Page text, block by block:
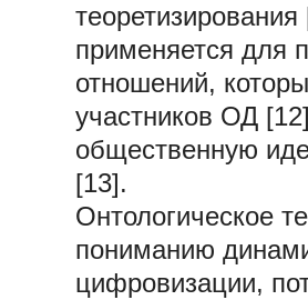
применяется для
отношений,
участников ОД
общественную
[13].
Онтологическое
пониманию
цифровизации,